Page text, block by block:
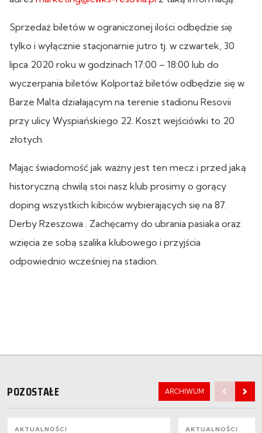
Sprzedaż biletów w ograniczonej ilości odbędzie się
tylko i wyłącznie stacjonarnie jutro tj. w czwartek, 30
lipca 2020 roku w godzinach 17:00 – 18:00 lub do
wyczerpania biletów. Kolportaż biletów odbędzie się w
Barze Malta działającym na terenie stadionu Resovii
przy ulicy Wyspiańskiego 22. Koszt wejściówki to 20
złotych.
Mając świadomość jak ważny jest ten mecz i przed jaką
historyczną chwilą stoi nasz klub prosimy o gorący
doping wszystkich kibiców wybierających się na 87.
Derby Rzeszowa . Zachęcamy do ubrania pasiaka oraz
wzięcia ze sobą szalika klubowego i przyjścia
odpowiednio wcześniej na stadion.
POZOSTAŁE ARCHIWUM
AKTUALNOŚCI AKTUALNOŚCI